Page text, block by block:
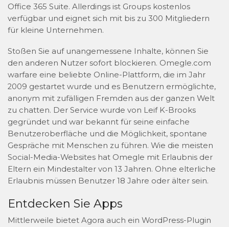
Office 365 Suite. Allerdings ist Groups kostenlos
verfügbar und eignet sich mit bis zu 300 Mitgliedern
für kleine Unternehmen.
Stoßen Sie auf unangemessene Inhalte, können Sie
den anderen Nutzer sofort blockieren. Omegle.com
warfare eine beliebte Online-Plattform, die im Jahr
2009 gestartet wurde und es Benutzern ermöglichte,
anonym mit zufälligen Fremden aus der ganzen Welt
zu chatten. Der Service wurde von Leif K-Brooks
gegründet und war bekannt für seine einfache
Benutzeroberfläche und die Möglichkeit, spontane
Gespräche mit Menschen zu führen. Wie die meisten
Social-Media-Websites hat Omegle mit Erlaubnis der
Eltern ein Mindestalter von 13 Jahren. Ohne elterliche
Erlaubnis müssen Benutzer 18 Jahre oder älter sein.
Entdecken Sie Apps
Mittlerweile bietet Agora auch ein WordPress-Plugin